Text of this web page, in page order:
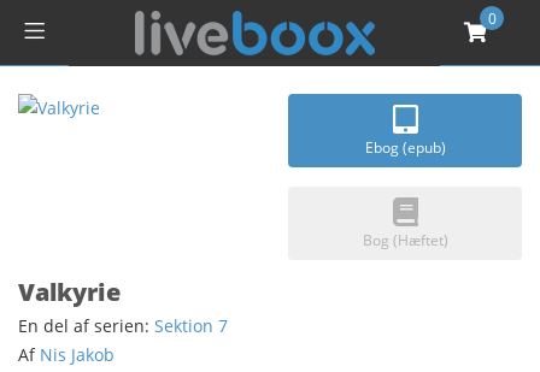
0
Ebog (epub)
Bog (Hæftet)
Valkyrie
En del af serien: Sektion 7
Af Nis Jakob